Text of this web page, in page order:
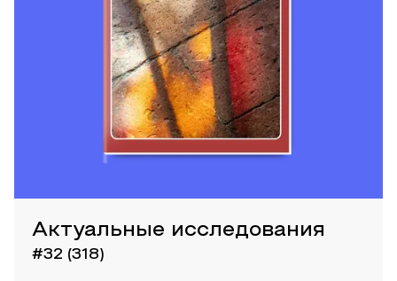
Актуальные исследования
#32 (318)